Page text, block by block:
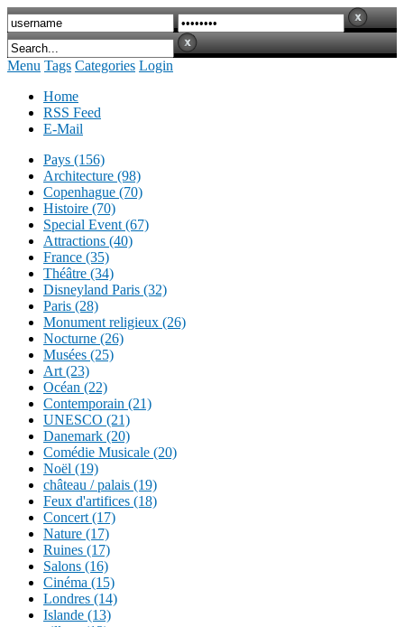
Menu Tags Categories Login
Home
RSS Feed
E-Mail
Pays (156)
Architecture (98)
Copenhague (70)
Histoire (70)
Special Event (67)
Attractions (40)
France (35)
Théâtre (34)
Disneyland Paris (32)
Paris (28)
Monument religieux (26)
Nocturne (26)
Musées (25)
Art (23)
Océan (22)
Contemporain (21)
UNESCO (21)
Danemark (20)
Comédie Musicale (20)
Noël (19)
château / palais (19)
Feux d'artifices (18)
Concert (17)
Nature (17)
Ruines (17)
Salons (16)
Cinéma (15)
Londres (14)
Islande (13)